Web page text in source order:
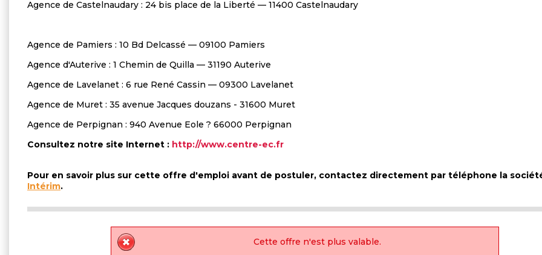
Agence de Castelnaudary : 24 bis place de la Liberté — 11400 Castelnaudary
Agence de Pamiers : 10 Bd Delcassé — 09100 Pamiers
Agence d'Auterive : 1 Chemin de Quilla — 31190 Auterive
Agence de Lavelanet : 6 rue René Cassin — 09300 Lavelanet
Agence de Muret : 35 avenue Jacques douzans - 31600 Muret
Agence de Perpignan : 940 Avenue Eole ? 66000 Perpignan
Consultez notre site Internet : http://www.centre-ec.fr
Pour en savoir plus sur cette offre d'emploi avant de postuler, contactez directement par téléphone la
Intérim.
Cette offre n'est plus valable.